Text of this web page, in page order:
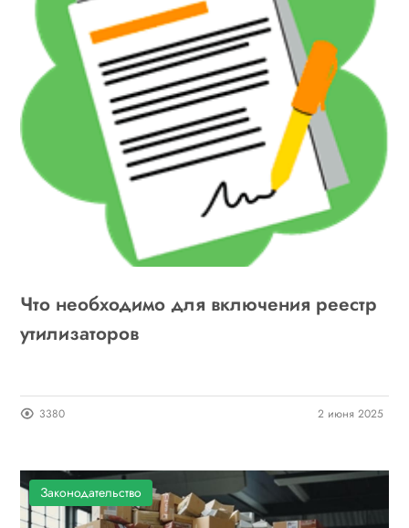
Что необходимо для включения реестр
утилизаторов
3380 2 июня 2025
Законодательство